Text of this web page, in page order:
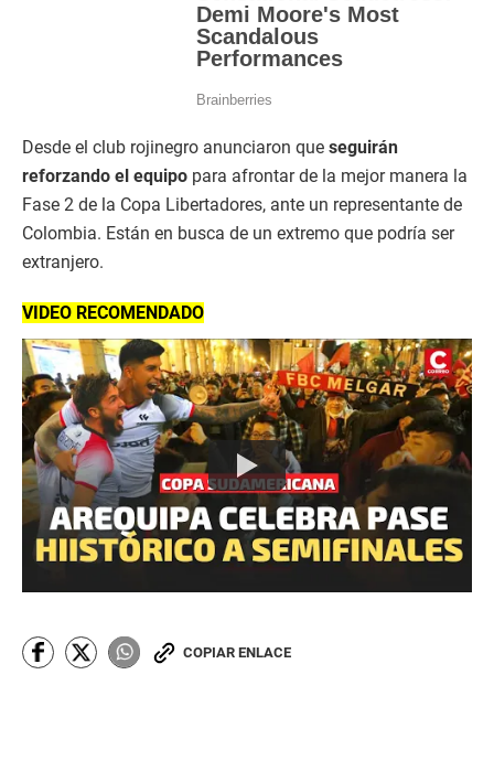
Desde el club rojinegro anunciaron que seguirán
reforzando el equipo para afrontar de la mejor manera la
Fase 2 de la Copa Libertadores, ante un representante de
Colombia. Están en busca de un extremo que podría ser
extranjero.
VIDEO RECOMENDADO
COPIAR ENLACE